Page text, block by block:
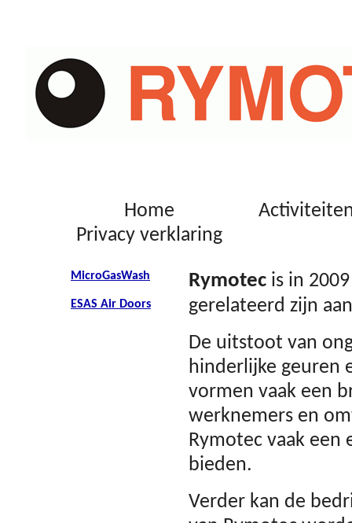
Home
Privacy verklaring
MicroGasWash
ESAS Air Doors
Rymotec is in
gerelateerd zijn
De uitstoot van
hinderlijke geuren
vormen vaak een
werknemers en
Rymotec vaak een
bieden.
Verder kan de